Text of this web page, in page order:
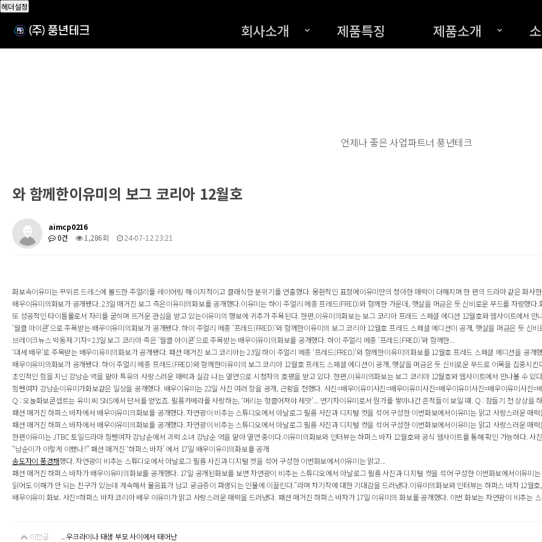
회사소개 제품특징 제품소개
헤더설정
언제나 좋은 사업파트너 풍년테크
와 함께한이유미의 보그 코리아 12월호
aimcp0216
0건
1,286회 24-07-12 23:21
화보속이유미는 꾸뛰르 드레스에 볼드한 주얼리를 레이어링 해 이지적이고 클래식한 분위기를 연출했다. 몽환적인 표정에이유미만의 청아한 매력이 더해지며 한 편의 드라마 같은 화사
배우이유미의화보가 공개됐다. 23일 매거진 보그 측은이유미의화보를 공개했다.이유미는 하이 주얼리 메종 프레드(FRED)와 함께한 가운데, 햇살을 머금은 듯 신비로운 무드를 자랑했다.
또 성공적인 타이틀롤로서 자리를 굳히며 뜨거운 관심을 받고 있는이유미의 행보에 귀추가 주목된다. 한편,이유미의화보는 보그 코리아 프레드 스페셜 에디션 12월호와 웹사이트에서 만
‘월클 아이콘’으로 주목받는 배우이유미의화보가 공개됐다. 하이 주얼리 메종 ‘프레드(FRED)’와 함께한이유미의 보그 코리아 12월호 프레드 스페셜 에디션이 공개, 햇살을 머금은 듯 신
브레이크뉴스 박동제 기자= 23일 보그 코리아 측은 ‘월클 아이콘’으로 주목받는 배우이유미의화보를 공개했다. 하이 주얼리 메종 ‘프레드(FRED)’와 함께한...
‘대세 배우’로 주목받는 배우이유미의화보가 공개됐다. 패션 매거진 보그 코리아는 23일 하이 주얼리 메종 ‘프레드(FRED)’와 함께한이유미의화보를 12월호 프레드 스페셜 에디션을 공개
배우이유미의화보가 공개됐다. 하이 주얼리 메종 프레드(FRED)와 함께한이유미의 보그 코리아 12월호 프레드 스페셜 에디션이 공개, 햇살을 머금은 듯 신비로운 무드로 이목을 집중시
초인적인 힘을 지닌 강남순 역을 맡아 특유의 사랑스러운 매력과 실감 나는 열연으로 시청자의 호평을 받고 있다. 한편,이유미의화보는 보그 코리아 12월호와 웹사이트에서 만나볼 수 있
힘쎈여자 강남순이유미가화보같은 일상을 공개했다. 배우이유미는 22일 사진 여러 장을 공개, 근황을 전했다. 사진=배우이유미사진=배우이유미사진=배우이유미사진=배우이유미사진=
Q : 오늘화보콘셉트는 유미 씨 SNS에서 단서를 얻었죠. 필름카메라를 사랑하는, ‘머리는 헝클어져야 제맛’... 연기자이유미로서 뭔가를 쌓아나간 흔적들이 보일 때. Q : 잠들기 전 상상을
패션 매거진 하퍼스 바자에서 배우이유미의화보를 공개했다. 자연광이 비추는 스튜디오에서 아날로그 필름 사진과 디지털 컷을 섞어 구성한 이번화보에서이유미는 맑고 사랑스러운 매
패션 매거진 하퍼스 바자에서 배우이유미의화보를 공개했다. 자연광이 비추는 스튜디오에서 아날로그 필름 사진과 디지털 컷을 섞어 구성한 이번화보에서이유미는 맑고 사랑스러운 매
한편이유미는 JTBC 토일드라마 힘쎈여자 강남순에서 괴력 소녀 강남순 역을 맡아 열연 중이다.이유미의화보와 인터뷰는 하퍼스 바자 12월호와 공식 웹사이트를 통해 확인 가능하다. 사
“남순이가 이렇게 이뻤나?” 패션 매거진 ‘하퍼스 바자’ 에서 17일 배우이유미의화보를 공개
송도자이 풍경채했다. 자연광이 비추는 스튜디오에서 아날로그 필름 사진과 디지털 컷을 섞어 구성한 이번화보에서이유미는 맑고...
패션 매거진 하퍼스 바자가 배우이유미의화보를 공개했다. 17일 공개된화보를 보면 자연광이 비추는 스튜디오에서 아날로그 필름 사진과 디지털 컷을 섞어 구성한 이번화보에서이유미
읽어도 이해가 안 되는 친구가 있는데 계속해서 물음표가 남고 궁금증이 파생되는 인물에 이끌린다."라며 차기작에 대한 기대감을 드러냈다.이유미의화보와 인터뷰는 하퍼스 바자 12월
배우이유미 화보. 사진=하퍼스 바자 코리아 배우 이유미가 맑고 사랑스러운 매력을 드러냈다. 패션 매거진 하퍼스 바자가 17일 이유미의 화보를 공개했다. 이번 화보는 자연광이 비추는
이전글 .. 우크라이나 태생 부모 사이에서 태어난